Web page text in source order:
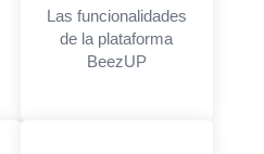
Las funcionalidades
de la plataforma
BeezUP